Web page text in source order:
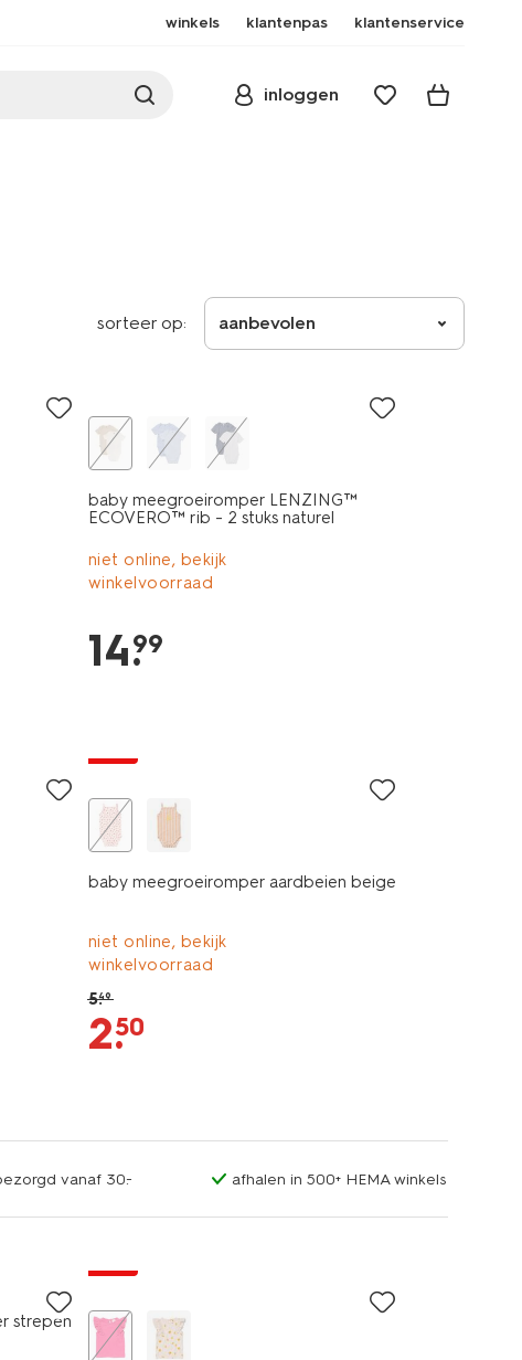
winkels klantenpas klantenservice
inloggen
sorteer op: aanbevolen
baby meegroeiromper LENZING™
ECOVERO™ rib - 2 stuks naturel
niet online, bekijk
winkelvoorraad
14.
99
baby meegroeiromper aardbeien beige
niet online, bekijk
winkelvoorraad
5.49
2.
50
vanaf 30.- afhalen in 500+ HEMA winkels
strepen